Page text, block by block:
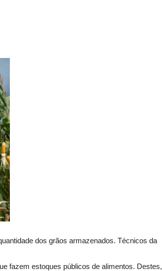
dos grãos armazenados. Técnicos da
fazem estoques públicos de alimentos. Destes,